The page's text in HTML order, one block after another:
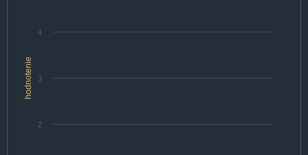
hodnotenie
2
3
4